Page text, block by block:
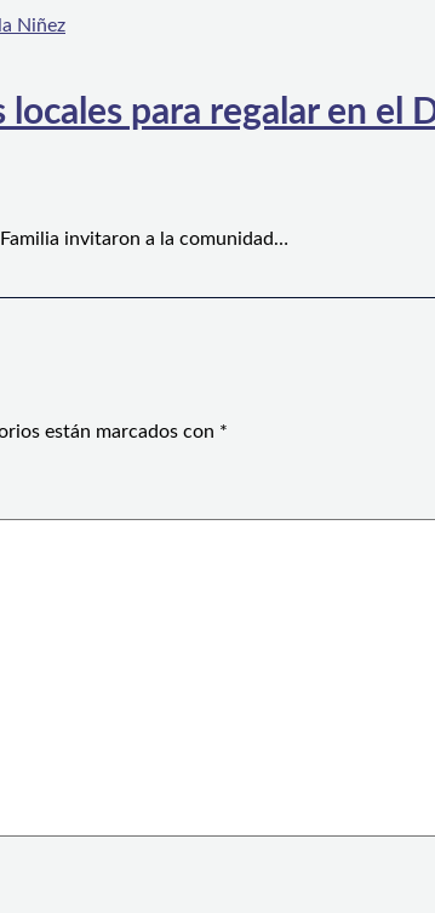
para regalar en el
invitaron a la comunidad…
están marcados con *